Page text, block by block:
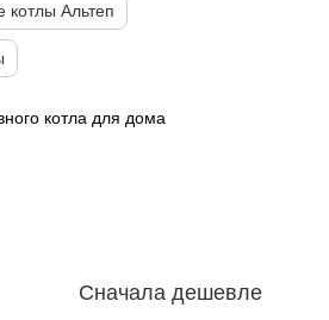
котлы Альтеп
Сначала дешевле